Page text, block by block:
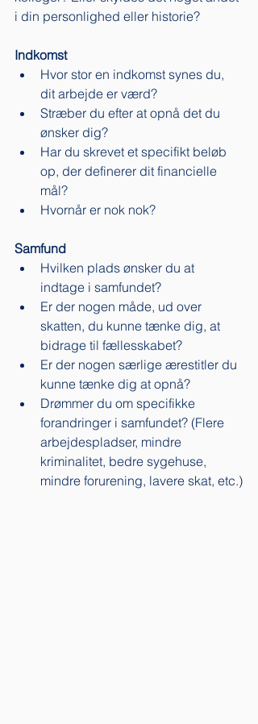
i din personlighed eller historie?
Indkomst
Hvor stor en indkomst synes du,
dit arbejde er værd?
Stræber du efter at opnå det du
ønsker dig?
Har du skrevet et specifikt beløb
op, der definerer dit financielle
mål?
Hvornår er nok nok?
Samfund
Hvilken plads ønsker du at
indtage i samfundet?
Er der nogen måde, ud over
skatten, du kunne tænke dig, at
bidrage til fællesskabet?
Er der nogen særlige ærestitler du
kunne tænke dig at opnå?
Drømmer du om specifikke
forandringer i samfundet? (Flere
arbejdespladser, mindre
kriminalitet, bedre sygehuse,
mindre forurening, lavere skat, etc.)